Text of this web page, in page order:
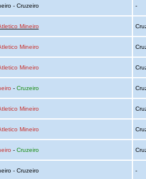
- Cruzeiro -
Mineiro
Mineiro
Mineiro
- Cruzeiro
Mineiro
Mineiro
- Cruzeiro
- Cruzeiro -